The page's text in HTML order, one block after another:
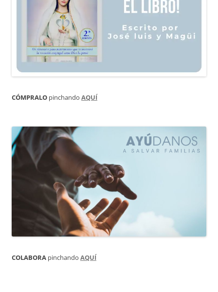
CÓMPRALO pinchando AQUÍ
COLABORA pinchando AQUÍ